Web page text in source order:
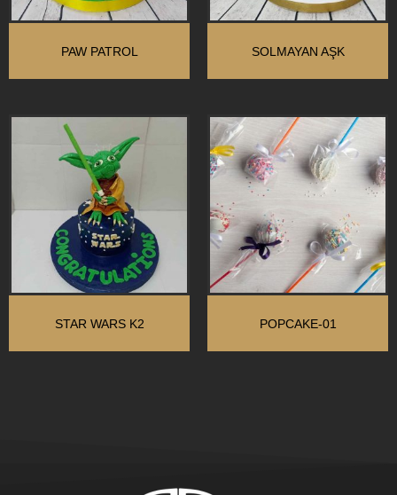
PAW PATROL SOLMAYAN AŞK
STAR WARS K2 POPCAKE-01